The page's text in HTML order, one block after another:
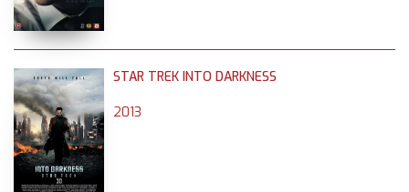
STAR TREK INTO DARKNESS
2013